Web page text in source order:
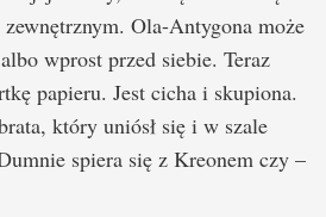
zewnętrznym. Ola-Antygona może
wprost przed siebie. Teraz
papieru. Jest cicha i skupiona.
który uniósł się i w szale
spiera się z Kreonem czy –